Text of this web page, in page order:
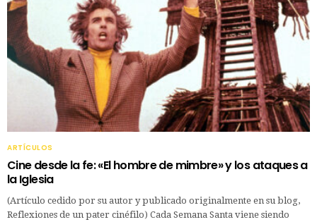
ARTÍCULOS
Cine desde la fe: «El hombre de mimbre» y los ataques a
la Iglesia
(Artículo cedido por su autor y publicado originalmente en su blog,
Reflexiones de un pater cinéfilo) Cada Semana Santa viene siendo